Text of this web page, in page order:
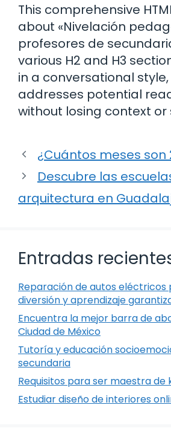
This comprehensive
about «Nivelación
profesores de
various H2 and H3
in a conversational
addresses potential
without losing context or
¿Cuántos meses son
Descubre las
arquitectura en
Entradas
Reparación de autos eléctricos
diversión y aprendizaje
Encuentra la mejor barra de
Ciudad de México
Tutoría y educación
secundaria
Requisitos para ser maestra de
Estudiar diseño de interiores